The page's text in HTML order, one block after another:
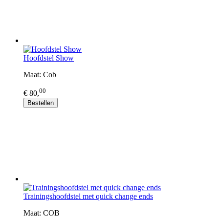
Hoofdstel Show
Maat: Cob
€ 80,00
Bestellen
Trainingshoofdstel met quick change ends
Maat: COB